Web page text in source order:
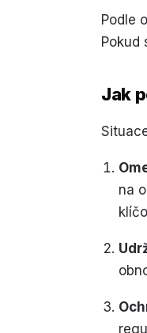
Podle
Pokud
Jak
na